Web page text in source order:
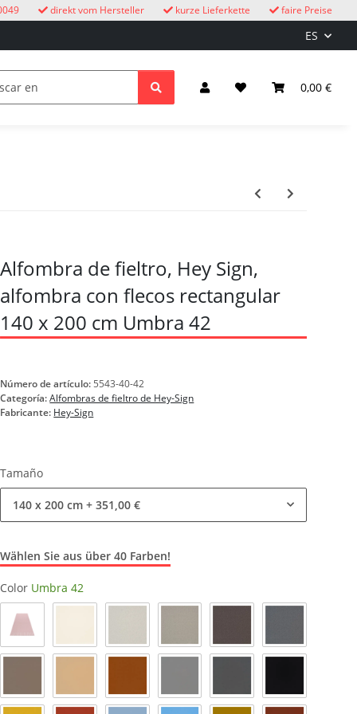
faire Preise
kurze Lieferkette
direkt vom Hersteller
ES
0,00 €
libre Relojes de cuco niños Iluminación y
Alfombra de fieltro, Hey Sign,
alfombra con flecos rectangular
140 x 200 cm Umbra 42
Número de artículo: 5543-40-42
Categoría:Alfombras de fieltro de Hey-Sign
Fabricante: Hey-Sign
Tamaño
140 x 200 cm + 351,00 €
Wählen Sie aus über 40 Farben!
Color Umbra 42
Polvo_51 Blanco lana 03Mármol 06Rubio claro 07Pimienta 47Antracita 01
Taupe 35Caramelo 38Nogal 29 Gris claro 16Gris paloma 17
Negro 02